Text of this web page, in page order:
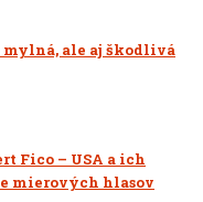
ale aj škodlivá
Fico – USA a ich
mierových hlasov